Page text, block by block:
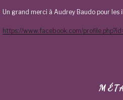
Un grand merci à Audrey Baudo pour les
https://www.facebook.com/